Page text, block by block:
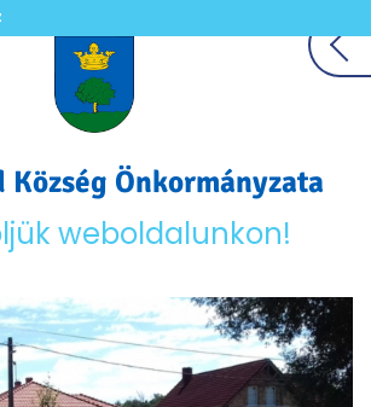
Önkormányzata
weboldalunkon!